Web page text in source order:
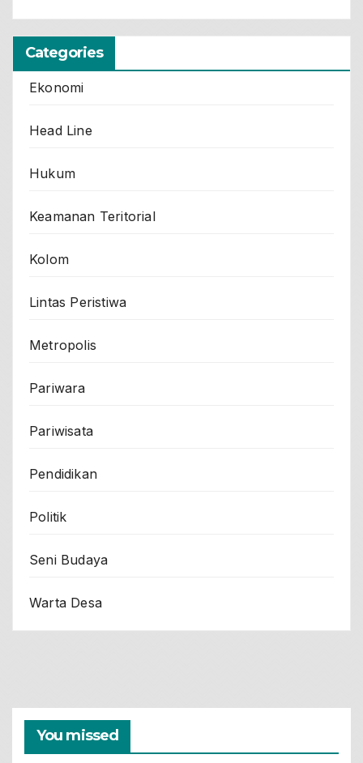
Categories
Ekonomi
Head Line
Hukum
Keamanan Teritorial
Kolom
Lintas Peristiwa
Metropolis
Pariwara
Pariwisata
Pendidikan
Politik
Seni Budaya
Warta Desa
You missed